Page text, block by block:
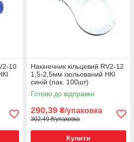
10
Накінечник кільцевий RV2-12
1,5-2,5мм ізольований НКІ
синій (пак. 100шт)
Готово до відправки
290,39 ₴/упаковка
302,49 ₴/упаковка
Купити